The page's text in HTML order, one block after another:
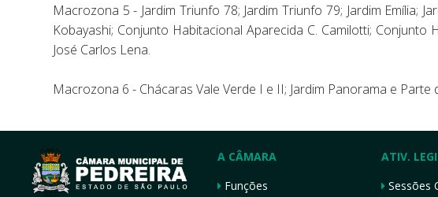
Macrozona 5 - Jardim Triunfo 78; Jardim Triunfo 79; Jardim Emília;
Kobayashi; Conjunto Habitacional Aparecida C. Camilotti;
José Carlos Lena.
Macrozona 6 - Chácaras Vale Verde I e II; Jardim Panorama e Parte
A CÂMARA
Funções
ATIV.
Sessões